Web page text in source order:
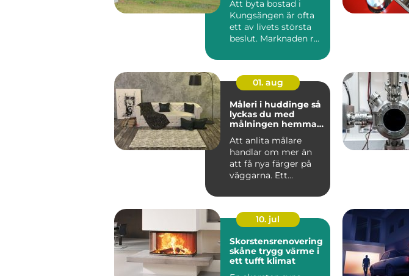
Att byta bostad i
Kungsängen är ofta
ett av livets största
beslut. Marknaden rör
01. aug
Måleri i huddinge så
lyckas du med
målningen hemma
Att anlita målare
handlar om mer än
att få nya färger på
väggarna. Ett
måleriarbete skydd...
10. jul
Skorstensrenovering
skåne trygg värme i
ett tufft klimat